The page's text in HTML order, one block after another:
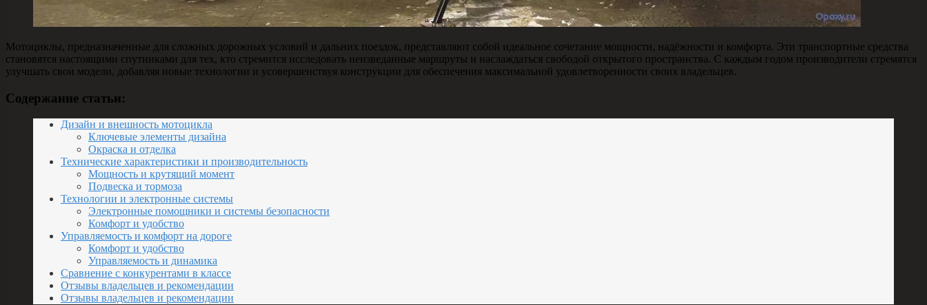
Мотоциклы, предназначенные для сложных дорожных условий и дальних поездок, представляют собой идеальное сочетание мощности, надёжности и комфорта. Эти транспортные средства
становятся настоящими спутниками для тех, кто стремится исследовать неизведанные маршруты и наслаждаться свободой открытого пространства. С каждым годом производители стремятся
улучшать свои модели, добавляя новые технологии и усовершенствуя конструкции для обеспечения максимальной удовлетворенности своих владельцев.
Содержание статьи:
Дизайн и внешность мотоцикла
Ключевые элементы дизайна
Окраска и отделка
Технические характеристики и производительность
Мощность и крутящий момент
Подвеска и тормоза
Технологии и электронные системы
Электронные помощники и системы безопасности
Комфорт и удобство
Управляемость и комфорт на дороге
Комфорт и удобство
Управляемость и динамика
Сравнение с конкурентами в классе
Отзывы владельцев и рекомендации
Отзывы владельцев и рекомендации